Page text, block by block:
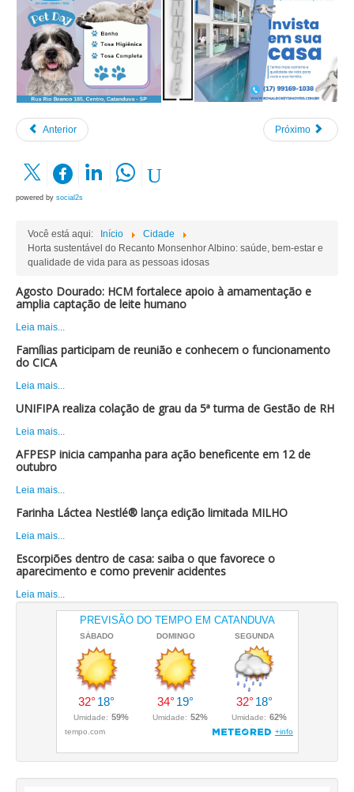
Anterior Próximo
powered by social2s
Você está aqui: Início
Cidade
Horta sustentável do Recanto Monsenhor Albino: saúde, bem-estar e
qualidade de vida para as pessoas idosas
Agosto Dourado: HCM fortalece apoio à amamentação e
amplia captação de leite humano
Leia mais...
Famílias participam de reunião e conhecem o funcionamento
do CICA
Leia mais...
UNIFIPA realiza colação de grau da 5ª turma de Gestão de RH
Leia mais...
AFPESP inicia campanha para ação beneficente em 12 de
outubro
Leia mais...
Farinha Láctea Nestlé® lança edição limitada MILHO
Leia mais...
Escorpiões dentro de casa: saiba o que favorece o
aparecimento e como prevenir acidentes
Leia mais...